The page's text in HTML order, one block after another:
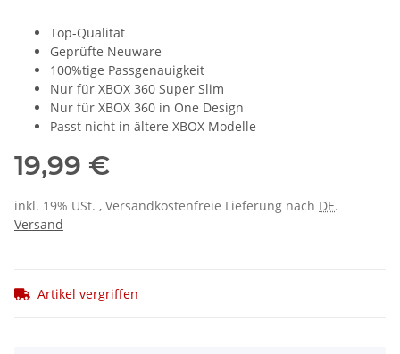
Top-Qualität
Geprüfte Neuware
100%tige Passgenauigkeit
Nur für XBOX 360 Super Slim
Nur für XBOX 360 in One Design
Passt nicht in ältere XBOX Modelle
19,99 €
inkl. 19% USt. , Versandkostenfreie Lieferung nach DE.
Versand
Artikel vergriffen